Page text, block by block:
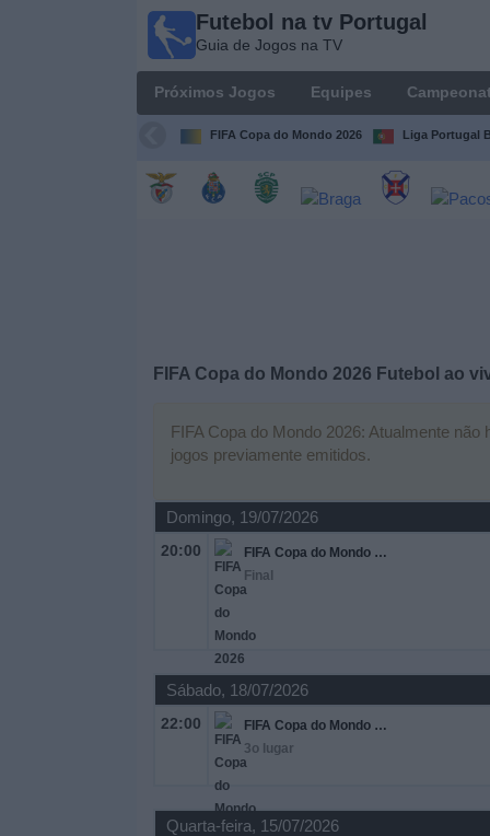
Futebol na tv Portugal
Guia de Jogos na TV
Próximos Jogos Equipes
FIFA Copa do Mondo 2026 Liga Portugal
FIFA Copa do Mondo 2026 Futebol ao
FIFA Copa do Mondo 2026: Atualmente
jogos previamente emitidos.
Domingo, 19/07/2026
20:00
FIFA Copa do Mondo 2026
Final
Sábado, 18/07/2026
22:00
FIFA Copa do Mondo 2026
3o lugar
Quarta-feira, 15/07/2026
Portugal
Jogos na TV